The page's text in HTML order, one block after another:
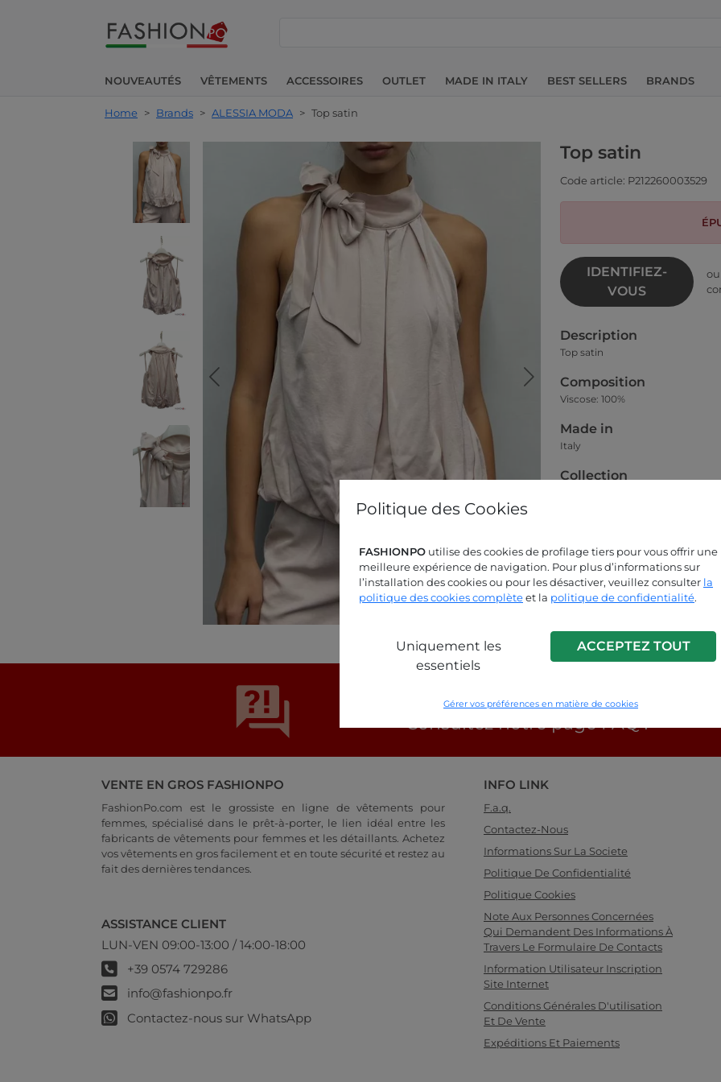
Politique des Cookies
FASHIONPO utilise des cookies de profilage tiers pour vous offrir une
meilleure expérience de navigation. Pour plus d’informations sur
l’installation des cookies ou pour les désactiver, veuillez consulter la
politique des cookies complèteet la politique de confidentialité.
Uniquement les
essentiels
ACCEPTEZ TOUT
Gérer vos préférences en matière de cookies
NOUVEAUTÉS VÊTEMENTS ACCESSOIRES OUTLET MADE IN ITALY BEST SELLERS BRANDS
Home > Brands > ALESSIA MODA > Top satin
Top satin
Code article: P212260003529
IDENTIFIEZ-
VOUS
ou
Description
Top satin
Composition
Viscose: 100%
Made in
Italy
Collection
Cherchez-vous des réponses?
Consultez notre page FAQ !
VENTE EN GROS FASHIONPO
FashionPo.com est le grossiste en ligne de vêtements pour
femmes, spécialisé dans le prêt-à-porter, le lien idéal entre les
fabricants de vêtements pour femmes et les détaillants. Achetez
vos vêtements en gros facilement et en toute sécurité et restez au
fait des dernières tendances.
ASSISTANCE CLIENT
LUN-VEN 09:00-13:00 / 14:00-18:00
+39 0574 729286
info@fashionpo.fr
Contactez-nous sur WhatsApp
INFO LINK
F.a.q.
Contactez-Nous
Informations Sur La Societe
Politique De Confidentialité
Politique Cookies
Note Aux Personnes Concernées
Qui Demandent Des Informations À
Travers Le Formulaire De Contacts
Information Utilisateur Inscription
Site Internet
Conditions Générales D'utilisation
Et De Vente
Expéditions Et Paiements